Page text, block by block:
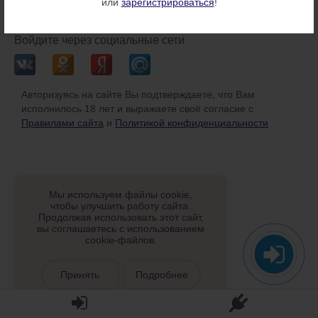
Войдите через социальные сети
Авторизуясь на сайте Вы подтверждаете, что Вам
исполнилось 18 лет и выражаете своё согласие с
Правилами сайта и Политикой конфиденциальности
Мы используем файлы cookie,
чтобы улучшить работу сайта.
Продолжая использовать этот сайт,
вы соглашаетесь с использованием
cookie-файлов.
Принять Подробнее